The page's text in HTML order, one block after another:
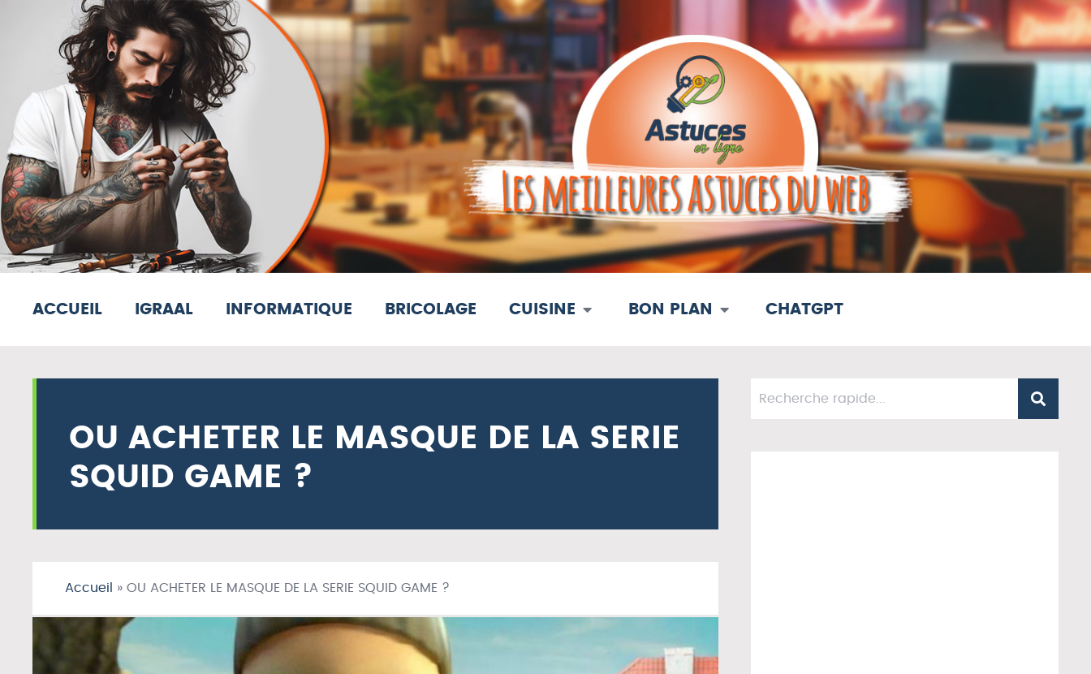
ACCUEIL IGRAAL INFORMATIQUE BRICOLAGE CUISINE BON PLAN CHATGPT
OU ACHETER LE MASQUE DE LA SERIE
SQUID GAME ?
Accueil » OU ACHETER LE MASQUE DE LA SERIE SQUID GAME ?